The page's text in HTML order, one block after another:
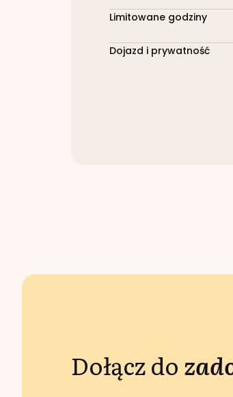
Limitowane godziny
Dojazd i prywatność
Dołącz do